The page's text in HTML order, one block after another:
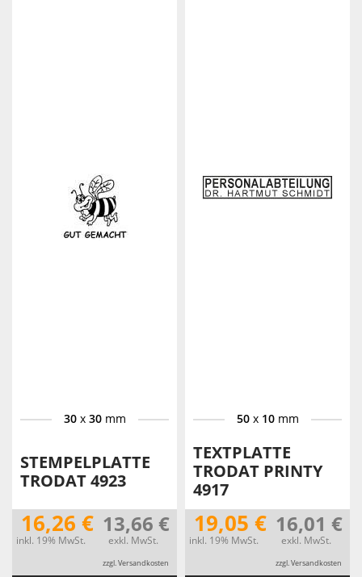
30x 30mm
STEMPELPLATTE
TRODAT 4923
16,26 €
inkl. 19% MwSt.
13,66 €
exkl. MwSt.
zzgl. Versandkosten
50x 10mm
TEXTPLATTE
TRODAT PRINTY
4917
19,05 €
inkl. 19% MwSt.
16,01 €
exkl. MwSt.
zzgl. Versandkosten